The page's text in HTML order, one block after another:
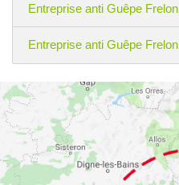
Entreprise anti Guêpe
Entreprise anti Guêpe